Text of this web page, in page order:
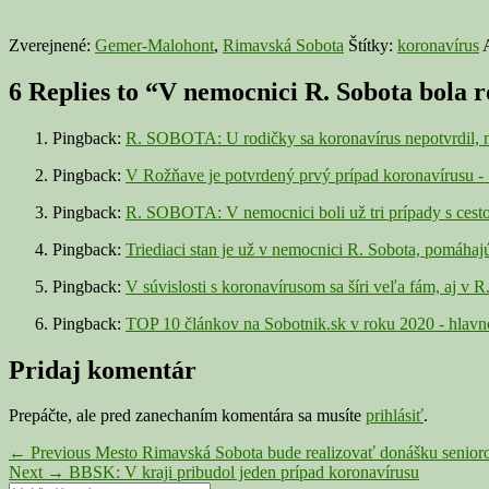
Zverejnené: Gemer-Malohont, Rimavská Sobota Štítky: koronavírus
6 Replies to “V nemocnici R. Sobota bola
Pingback: R. SOBOTA: U rodičky sa koronavírus nepotvrdil,
Pingback: V Rožňave je potvrdený prvý prípad koronavírusu
Pingback: R. SOBOTA: V nemocnici boli už tri prípady s
Pingback: Triediaci stan je už v nemocnici R. Sobota,
Pingback: V súvislosti s koronavírusom sa šíri veľa fám, aj v
Pingback: TOP 10 článkov na Sobotnik.sk v roku 2020 -
Pridaj komentár
Prepáčte, ale pred zanechaním komentára sa musíte prihlásiť.
Navigácia
← Previous Previous
post:
Mesto Rimavská Sobota bude realizovať donášku
Next → Next
BBSK: V kraji pribudol jeden prípad koronavírusu